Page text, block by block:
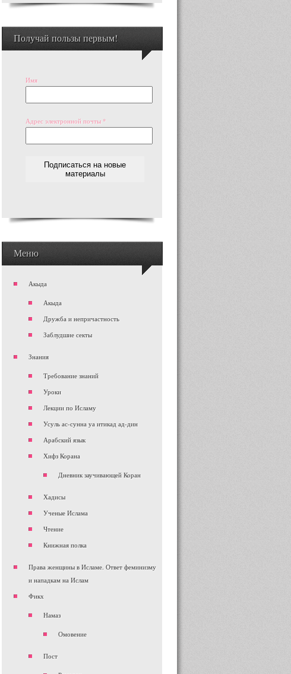
Получай пользы первым!
Имя
Адрес электронной почты *
Меню
Акыда
Акыда
Дружба и непричастность
Заблудшие секты
Знания
Требование знаний
Уроки
Лекции по Исламу
Усуль ас-сунна уа итикад ад-дин
Арабский язык
Хифз Корана
Дневник заучивающей Коран
Хадисы
Ученые Ислама
Чтение
Книжная полка
Права женщины в Исламе. Ответ феминизму
и нападкам на Ислам
Фикх
Намаз
Омовение
Пост